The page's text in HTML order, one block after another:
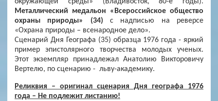
окружающей среды» (Владивосток, 80-е годы).
Металлический медальон «Всероссийское общество
охраны природы» (34) с надписью на реверсе
«Охрана природы – всенародное дело».
Сценарий Дня Географа (35) образца 1976 года - яркий
пример эпистолярного творчества молодых ученых.
Этот экземпляр принадлежал Анатолию Викторовичу
Вертелю, по сценарию - льву-академику.
Реликвия – оригинал сценария Дня географа 1976
года – Не подлежит листанию!